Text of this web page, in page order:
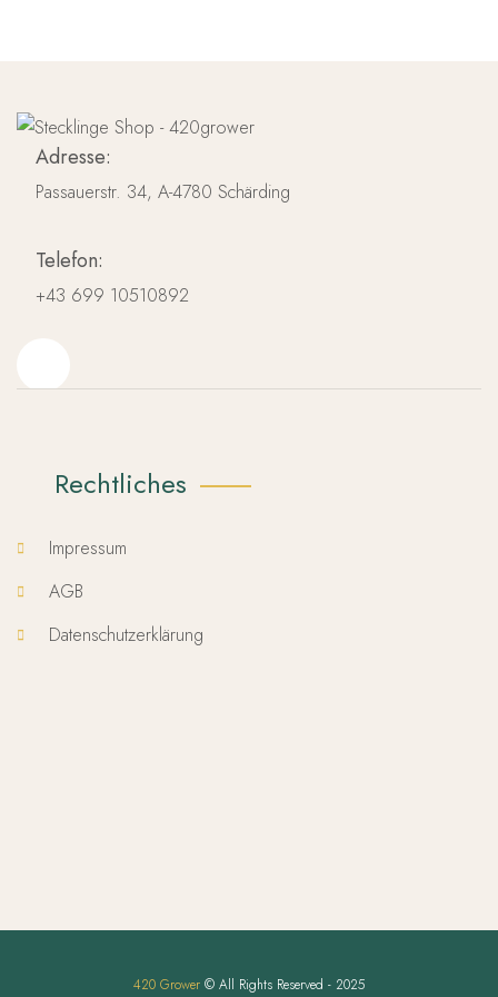
Adresse:
Passauerstr. 34, A-4780 Schärding
Telefon:
+43 699 10510892
Rechtliches
Impressum
AGB
Datenschutzerklärung
420 Grower © All Rights Reserved - 2025